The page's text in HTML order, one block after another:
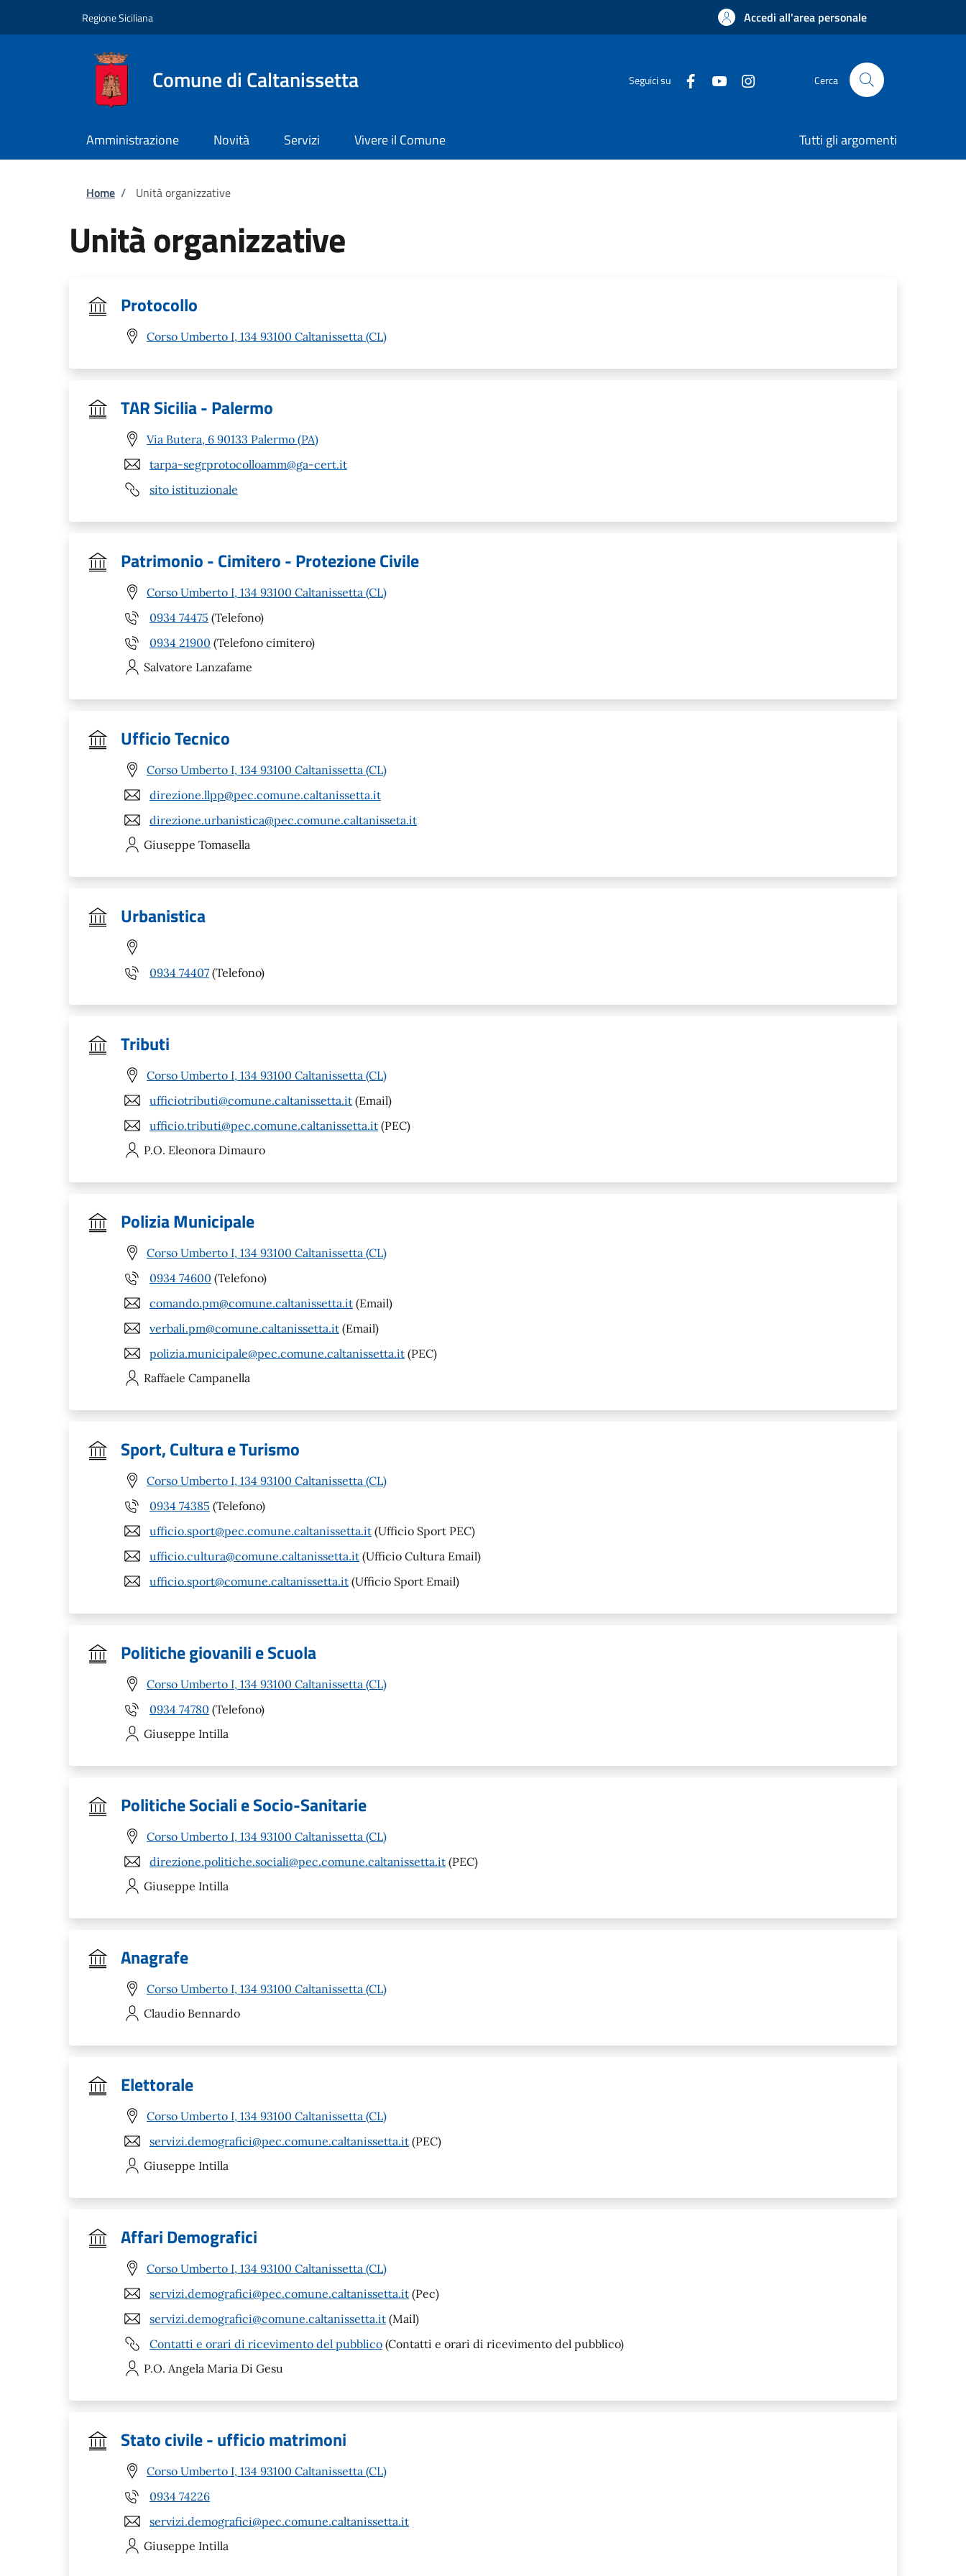
Regione Siciliana Accedi all'area personale
Comune di Caltanissetta Seguici su Cerca
Amministrazione Novità Servizi Vivere il Comune Tutti gli argomenti
Briciole di pane
Home / Unità organizzative
Unità organizzative
Protocollo
Corso Umberto I, 134 93100 Caltanissetta (CL)
TAR Sicilia - Palermo
Via Butera, 6 90133 Palermo (PA)
tarpa-segrprotocolloamm@ga-cert.it
sito istituzionale
Patrimonio - Cimitero - Protezione Civile
Corso Umberto I, 134 93100 Caltanissetta (CL)
0934 74475 (Telefono)
0934 21900 (Telefono cimitero)
Salvatore Lanzafame
Ufficio Tecnico
Corso Umberto I, 134 93100 Caltanissetta (CL)
direzione.llpp@pec.comune.caltanissetta.it
direzione.urbanistica@pec.comune.caltanisseta.it
Giuseppe Tomasella
Urbanistica
0934 74407 (Telefono)
Tributi
Corso Umberto I, 134 93100 Caltanissetta (CL)
ufficiotributi@comune.caltanissetta.it (Email)
ufficio.tributi@pec.comune.caltanissetta.it (PEC)
P.O. Eleonora Dimauro
Polizia Municipale
Corso Umberto I, 134 93100 Caltanissetta (CL)
0934 74600 (Telefono)
comando.pm@comune.caltanissetta.it (Email)
verbali.pm@comune.caltanissetta.it (Email)
polizia.municipale@pec.comune.caltanissetta.it (PEC)
Raffaele Campanella
Sport, Cultura e Turismo
Corso Umberto I, 134 93100 Caltanissetta (CL)
0934 74385 (Telefono)
ufficio.sport@pec.comune.caltanissetta.it (Ufficio Sport PEC)
ufficio.cultura@comune.caltanissetta.it (Ufficio Cultura Email)
ufficio.sport@comune.caltanissetta.it (Ufficio Sport Email)
Politiche giovanili e Scuola
Corso Umberto I, 134 93100 Caltanissetta (CL)
0934 74780 (Telefono)
Giuseppe Intilla
Politiche Sociali e Socio-Sanitarie
Corso Umberto I, 134 93100 Caltanissetta (CL)
direzione.politiche.sociali@pec.comune.caltanissetta.it (PEC)
Giuseppe Intilla
Anagrafe
Corso Umberto I, 134 93100 Caltanissetta (CL)
Claudio Bennardo
Elettorale
Corso Umberto I, 134 93100 Caltanissetta (CL)
servizi.demografici@pec.comune.caltanissetta.it (PEC)
Giuseppe Intilla
Affari Demografici
Corso Umberto I, 134 93100 Caltanissetta (CL)
servizi.demografici@pec.comune.caltanissetta.it (Pec)
servizi.demografici@comune.caltanissetta.it (Mail)
Contatti e orari di ricevimento del pubblico (Contatti e orari di ricevimento del pubblico)
P.O. Angela Maria Di Gesu
Stato civile - ufficio matrimoni
Corso Umberto I, 134 93100 Caltanissetta (CL)
0934 74226
servizi.demografici@pec.comune.caltanissetta.it
Giuseppe Intilla